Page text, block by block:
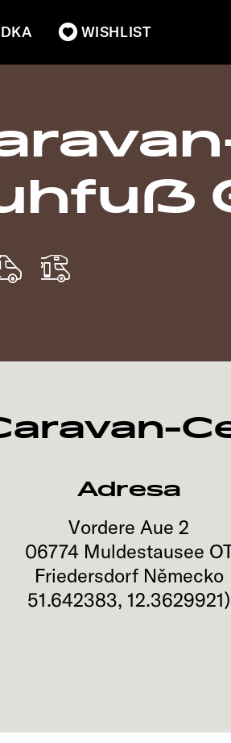
WISHLIST
Adresa
Vordere Aue 2
06774 Muldestausee
Friedersdorf Německo
51.642383, 12.3629921)